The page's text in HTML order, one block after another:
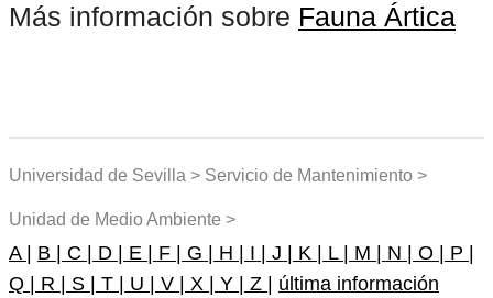
Más información sobre Fauna Ártica
Universidad de Sevilla > Servicio de Mantenimiento >
Unidad de Medio Ambiente >
A | B | C | D | E | F | G | H | I | J | K | L | M | N | O | P |
Q | R | S | T | U | V | X | Y | Z | última información